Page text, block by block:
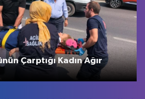
Çarptığı Kadın Ağır